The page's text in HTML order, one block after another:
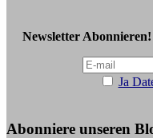
Newsletter Abonnieren!
Ja
Abonniere unseren